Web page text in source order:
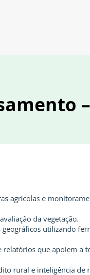
agrícolas e
da vegetação.
utilizando
relatórios que apoiem a
rural e inteligência de